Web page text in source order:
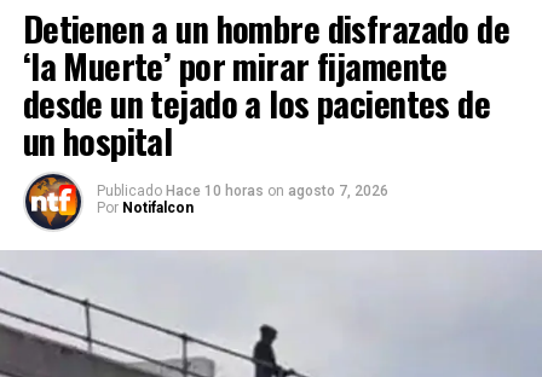
Detienen a un hombre disfrazado de
‘la Muerte’ por mirar fijamente
desde un tejado a los pacientes de
un hospital
Publicado Hace 10 horas on agosto 7, 2026
Por Notifalcon